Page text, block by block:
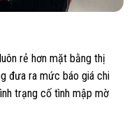
rẻ hơn mặt bằng thị
đưa ra mức báo giá chi
trạng cố tình mập mờ